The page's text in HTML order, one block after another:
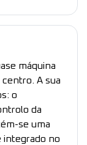
máquina
A sua
o
da
se uma
integrado no